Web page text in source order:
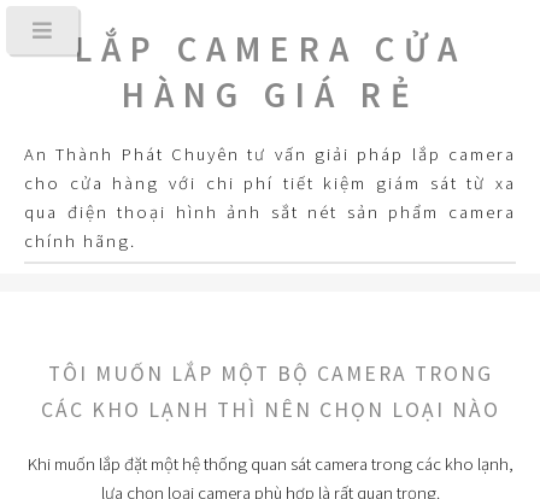
LẮP CAMERA CỬA
HÀNG GIÁ RẺ
An Thành Phát Chuyên tư vấn giải pháp lắp camera
cho cửa hàng với chi phí tiết kiệm giám sát từ xa
qua điện thoại hình ảnh sắt nét sản phẩm camera
chính hãng.
TÔI MUỐN LẮP MỘT BỘ CAMERA TRONG
CÁC KHO LẠNH THÌ NÊN CHỌN LOẠI NÀO
Khi muốn lắp đặt một hệ thống quan sát camera trong các kho lạnh,
lựa chọn loại camera phù hợp là rất quan trọng.